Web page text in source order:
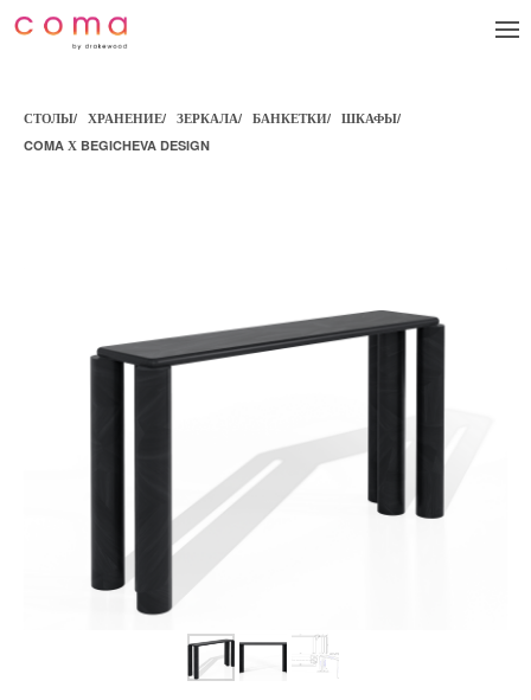
СТОЛЫ/ ХРАНЕНИЕ/ ЗЕРКАЛА/ БАНКЕТКИ/ ШКАФЫ/
COMA Х BEGICHEVA DESIGN